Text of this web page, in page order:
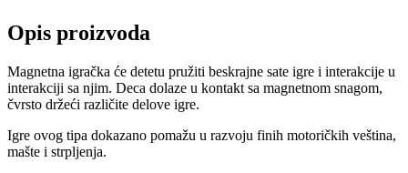
Opis proizvoda
Magnetna igračka će detetu pružiti beskrajne sate igre i interakcije u
interakciji sa njim. Deca dolaze u kontakt sa magnetnom snagom,
čvrsto držeći različite delove igre.
Igre ovog tipa dokazano pomažu u razvoju finih motoričkih veština,
mašte i strpljenja.